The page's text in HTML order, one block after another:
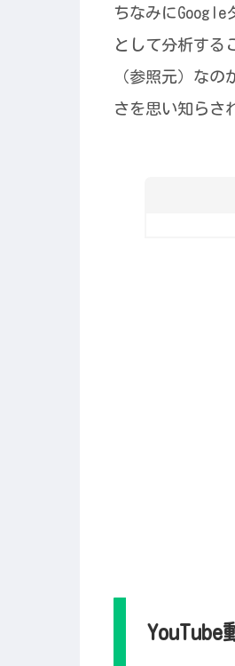
ちなみにGoogle
として分析する
（参照元）な
さを思い知らさ